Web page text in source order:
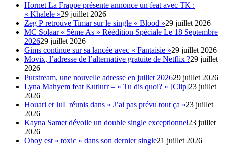
Hornet La Frappe présente annonce un feat avec TK :
« Khalele »29 juillet 2026
Zeg P retrouve Timar sur le single « Blood »29 juillet 2026
MC Solaar « 5ème As » Réédition Spéciale Le 18 Septembre
202629 juillet 2026
Gims continue sur sa lancée avec « Fantaisie »29 juillet 2026
Movix, l’adresse de l’alternative gratuite de Netflix ?29 juillet
2026
Purstream, une nouvelle adresse en juillet 202629 juillet 2026
Lyna Mahyem feat Kutlurr – « Tu dis quoi? » [Clip]23 juillet
2026
Houari et JuL réunis dans « J’ai pas prévu tout ça »23 juillet
2026
Kayna Samet dévoile un double single exceptionnel23 juillet
2026
Oboy est « toxic » dans son dernier single21 juillet 2026